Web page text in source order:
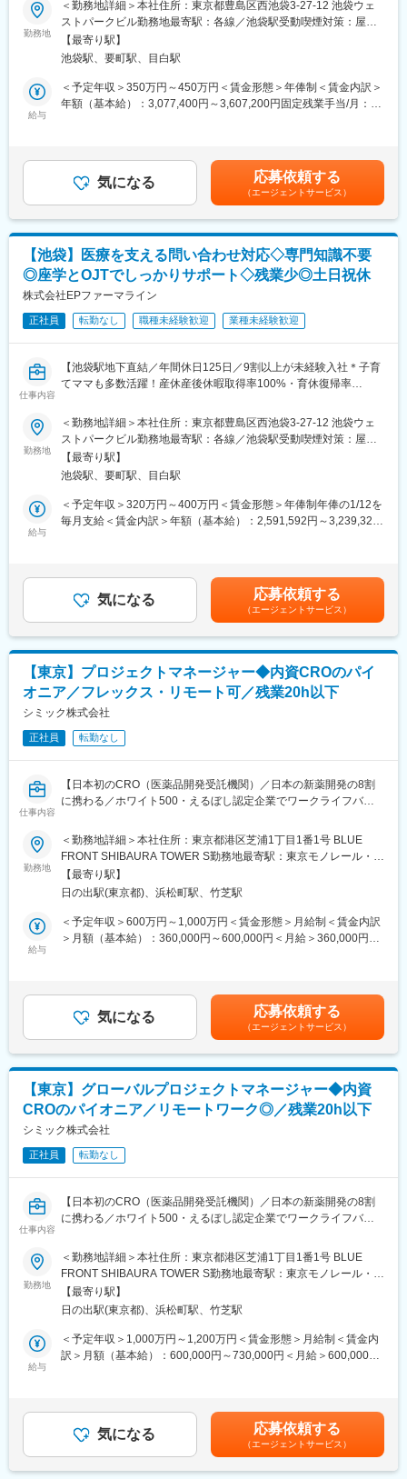
当社は製薬企業向けにビジネス・ITコンサルティングサービス、
BPOサービス、ITシステムサービス（システム開発・マネージド
サービス）を提供いています。製薬業界に関する知見とコンサル
ティングファームとしての課題解決力を活かし、お客様のビジネ
は製薬会社であり、クライアントの95%以上が長期的なパートナ
ーとして当社を選び続けています。
★臨床検査技師として臨床経験活かす◎医療機関のリアルが分か
っているからこそできるお仕事です★
＜魅力ポイント＞
◎デスクワーク！池袋駅地下直結のオフィス
◎病院勤務のみの方も安心！丁寧な研修と周りに相談しやすい環
医療機器メーカーの窓口担当として、製品を使用する中で発生す
る、不具合や不明点、検査機器などに関するお客様からの問い合
【具体的な業務内容】
・検査室で使用する機器に対するお問合せ電話対応
（機器取扱方法、機器トラブル対応、試薬など）
※一問一答ではなく、お客様と会話しながら一緒に原因を追究し、
解決に導きます。
※落ち着いた環境で、1件1件丁寧に対応できるスタイルです。
・フィールドサービス部門への取次業務
└原因が判明し、それが物理的な原因である場合、該当するエリ
・オペレーターからのエスカレーション対応
【問い合わせ対応数】
・1日あたり8～20件程度
■入社後の研修体制：
（1）導入研修（約1週間）
（2）座学・ロールプレイング研修（約1か月）
業務知識を座学で学びつつ、ロールプレイングを通じて、まずは
フロント受電（受付対応）からスタートします。
（3）装置研修（約3か月）
実機見学やロールプレイングを行いながら、担当機種について理
解を深めていきます。
（4）OJT研修（約4か月）
先輩社員が横につき、実際の受電対応を行いながらサポート。段
■働きやすい環境：
・年間休日120日
・有給取得率：76.9％（2024年度）
・産前産後休業取得率：100％（2024年度）
・育児休業復帰率：96％（2024年度）
変更の範囲：会社の定める業務
勤務地
＜勤務地詳細＞本社住所：東京都豊島区西池袋3-27-12 池袋ウェ
ストパークビル勤務地最寄駅：各線／池袋駅受動喫煙対策：屋内
全面禁煙変更の範囲：会社の定める事業所
【最寄り駅】
池袋駅、要町駅、目白駅
給与
＜予定年収＞350万円～450万円＜賃金形態＞年俸制＜賃金内訳＞
年額（基本給）：3,077,400円～3,607,200円固定残業手当/月：
補足＞■昇給：能力評価年1回（目標管理制度による評価）■決算
賞与制度あり：年1回賃金はあくまでも目安の金額であり、選考を
通じて上下する可能性があります。月給(月額)は固定手当を含めた
表記です。
気になる 応募依頼する
（エージェントサービス）
【池袋】医療を支える問い合わせ対応◇専門知識不要
◎座学とOJTでしっかりサポート◇残業少◎土日祝休
株式会社EPファーマライン
正社員 転勤なし 職種未経験歓迎 業種未経験歓迎
仕事内容
【池袋駅地下直結／年間休日125日／9割以上が未経験入社＊子育
てママも多数活躍！産休産後休暇取得率100%・育休復帰率
★9割以上が未経験入社◎経験不問！医療業界で活躍できます★
＜魅力ポイント＞
◎残業5～10h程度・土日祝休みで仕事とプライベートを両立！
◎子育てママも多数活躍！産休産後休暇取得率100%・育休復帰率
95%なので長期就業が叶う職場です。
て、医療従事者からの問い合わせ対応をお任せします。
・修理担当部門（フィールドサービス）への取次ぎ
・問い合わせ内容の記録・共有
【問い合わせがくる方】
・臨床検査技師など、実際に機器を操作する医療従事者
【電話問い合わせ対応】
・1日7～10件程度
■入社後の流れ：
ます。
医療機器や業務に初めて触れる方でも、無理なくスキルを身につ
けられる環境です。
人材開発部門による導入研修を実施。会社理解や業務全体の流れ
を学んでいただきます。
フロント受電（受付対応）からスタートします。
（3）装置研修（約3か月）
実機見学やロールプレイングを行いながら、担当機種について理
解を深めていきます。
（4）OJT研修（約4か月）
先輩社員が横につき、実際の受電対応を行いながらサポート。段
階的に対応範囲を広げていきます。
・土日祝休／年間休日120日
・産前産後休業取得率：100％（2024年度）
・育児休業復帰率：96％（2024年度）
■魅力ポイント：
・最前線で働く医療従事者を裏方から支える、社会貢献性の高い
仕事です！
変更の範囲：会社の定める業務
勤務地
＜勤務地詳細＞本社住所：東京都豊島区西池袋3-27-12 池袋ウェ
ストパークビル勤務地最寄駅：各線／池袋駅受動喫煙対策：屋内
全面禁煙変更の範囲：会社の定める事業所
【最寄り駅】
池袋駅、要町駅、目白駅
給与
＜予定年収＞320万円～400万円＜賃金形態＞年俸制年俸の1/12を
毎月支給＜賃金内訳＞年額（基本給）：2,591,592円～3,239,320
＞有＜残業手当＞有＜給与補足＞■昇給：能力評価年1回（目標管
理制度による評価）■決算賞与制度あり：年1回賃金はあくまでも
目安の金額であり、選考を通じて上下する可能性があります。月
給(月額)は固定手当を含めた表記です。
気になる 応募依頼する
（エージェントサービス）
【東京】プロジェクトマネージャー◆内資CROのパイ
オニア／フレックス・リモート可／残業20h以下
シミック株式会社
正社員 転勤なし
仕事内容
【日本初のCRO（医薬品開発受託機関）／日本の新薬開発の8割
に携わる／ホワイト500・えるぼし認定企業でワークライフバラ
■業務内容：
シミック株式会社が受託する国内治験、国際治験のプロジェクト
マネジメント業務を担当していただきます。
＜プロジェクト例＞
・海外の製薬会社やバイオテックカンパニーから依頼された最先
端の医薬品・医療機器・再生医療等製品の国内治験、国際治験
※経験と本人希望、案件難易度、個々の業務量などを踏まえてプロ
ジェクトにアサインされます。
トが要望する成果物を提供する
・プロジェクト横断的なタスク、タイムライン、予算の管理、課
題抽出、および解決を行う
・プロジェクト運営の改善提案を行う
■組織構成
現在25名ほど在籍しています
CRO（外資・内資）でCRA・DM・PV等の経験がある方、製薬企
業で10～20年以上臨床開発に携われてきた方など様々なメンバー
が在籍していま
■働き方
フレックスタイム制度とリモートを活用した柔軟な働き方が可能
です。育児と両立しながら業務を行っている社員も多く在籍して
います。
※入社当初は会社に慣れていただくため、出社割合は増えます
また残業時間についてもPJ状況によって変動いたしますが、月20
・入社時プロジェクトマネジメントに関するトレーニング：10時
間以上
・年間PM本部独自のトレーニング：15時間以上（医薬品知識や規
制に関するトレーニング）
勤務地
＜勤務地詳細＞本社住所：東京都港区芝浦1丁目1番1号 BLUE
FRONT SHIBAURA TOWER S勤務地最寄駅：東京モノレール・
JR山手線／浜松町駅受動喫煙対策：屋内全面禁煙変更の範囲：会
社の定める事業所
【最寄り駅】
日の出駅(東京都)、浜松町駅、竹芝駅
給与
＜予定年収＞600万円～1,000万円＜賃金形態＞月給制＜賃金内訳
＞月額（基本給）：360,000円～600,000円＜月給＞360,000円～
況により変動致します。賃金はあくまでも目安の金額であり、選
考を通じて上下する可能性があります。月給(月額)は固定手当を含
めた表記です。
気になる 応募依頼する
（エージェントサービス）
【東京】グローバルプロジェクトマネージャー◆内資
CROのパイオニア／リモートワーク◎／残業20h以下
シミック株式会社
正社員 転勤なし
仕事内容
【日本初のCRO（医薬品開発受託機関）／日本の新薬開発の8割
に携わる／ホワイト500・えるぼし認定企業でワークライフバラ
■業務内容：
シミック株式会社が受託する国内治験、国際治験のプロジェクト
マネジメント業務を担当する部署にて、特に海外のパートナー
CROや関係会社と協働するプロジェクトを担当いただきます
＜プロジェクト例＞
・海外の製薬会社やバイオテックカンパニーから依頼された最先
端の医薬品・医療機器・再生医療等製品の国内治験、国際治験
ム）
勤務地
＜勤務地詳細＞本社住所：東京都港区芝浦1丁目1番1号 BLUE
FRONT SHIBAURA TOWER S勤務地最寄駅：東京モノレール・
JR山手線／浜松町駅受動喫煙対策：屋内全面禁煙変更の範囲：会
社の定める事業所
【最寄り駅】
日の出駅(東京都)、浜松町駅、竹芝駅
給与
＜予定年収＞1,000万円～1,200万円＜賃金形態＞月給制＜賃金内
訳＞月額（基本給）：600,000円～730,000円＜月給＞600,000円
状況により変動致します。賃金はあくまでも目安の金額であり、
選考を通じて上下する可能性があります。月給(月額)は固定手当を
含めた表記です。
気になる 応募依頼する
（エージェントサービス）